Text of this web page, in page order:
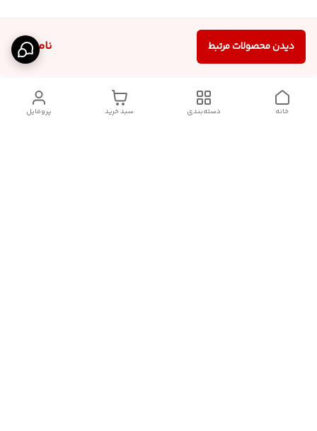
ناموجود دیدن محصولات مرتبط
پروفایل سبد خرید دسته‌بندی خانه